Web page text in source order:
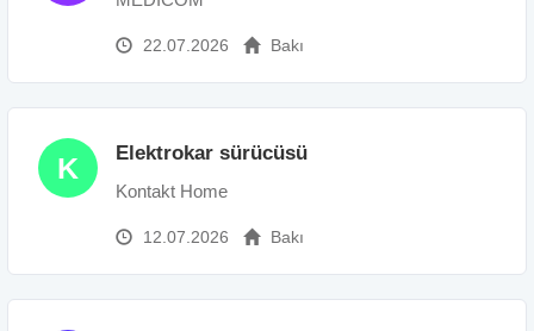
22.07.2026 Bakı
K Elektrokar sürücüsü
Kontakt Home
12.07.2026 Bakı